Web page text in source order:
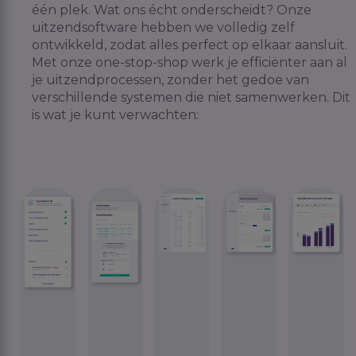
één plek. Wat ons écht onderscheidt? Onze
uitzendsoftware hebben we volledig zelf
ontwikkeld, zodat alles perfect op elkaar aansluit.
Met onze one-stop-shop werk je efficiënter aan al
je uitzendprocessen, zonder het gedoe van
verschillende systemen die niet samenwerken. Dit
is wat je kunt verwachten: